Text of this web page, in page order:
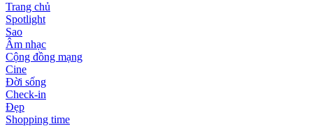
Trang chủ
Spotlight
Sao
Âm nhạc
Cộng đồng mạng
Cine
Đời sống
Check-in
Đẹp
Shopping time